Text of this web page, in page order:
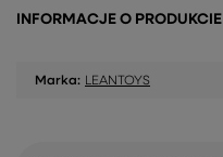
INFORMACJE O PRODUKCIE
Marka: LEANTOYS